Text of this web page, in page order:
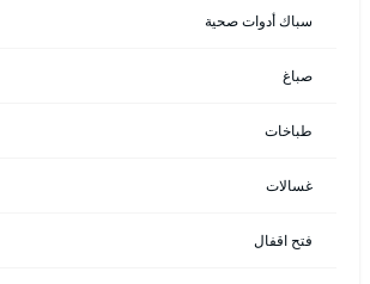
سباك أدوات صحية
صباغ
طباخات
غسالات
فتح اقفال